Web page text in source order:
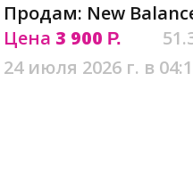
Продам: New
Цена 3 900 Р.
24 июля 2026 г. в